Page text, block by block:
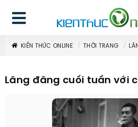
KIẾN THỨC ONLINE THỜI TRANG
Lãng đãng cuối tuần với